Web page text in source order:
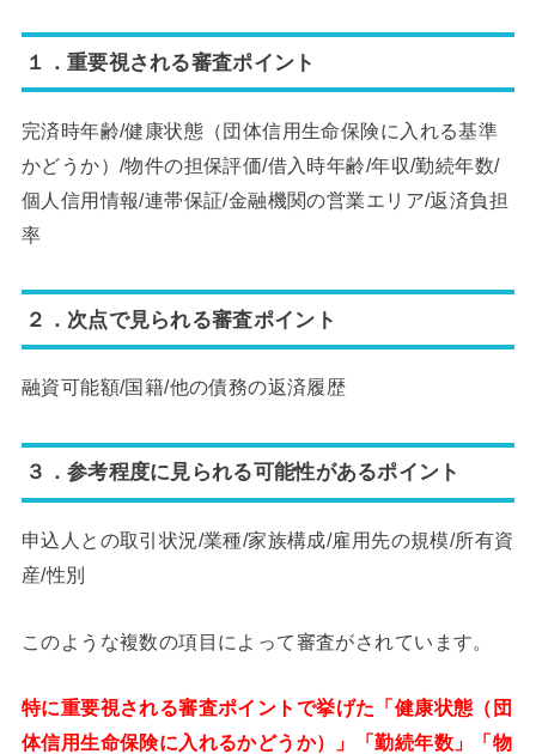
１．重要視される審査ポイント
完済時年齢/健康状態（団体信用生命保険に入れる基準
かどうか）/物件の担保評価/借入時年齢/年収/勤続年数/
個人信用情報/連帯保証/金融機関の営業エリア/返済負担
率
２．次点で見られる審査ポイント
融資可能額/国籍/他の債務の返済履歴
３．参考程度に見られる可能性があるポイント
申込人との取引状況/業種/家族構成/雇用先の規模/所有資
産/性別
このような複数の項目によって審査がされています。
特に重要視される審査ポイント で挙げた「健康状態（団
体信用生命保険に入れるかどうか）」「勤続年数」「物